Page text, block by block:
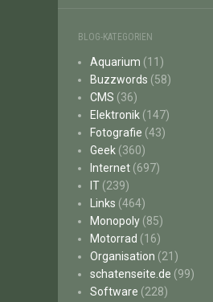
BLOG-KATEGORIEN
Aquarium (11)
Buzzwords (58)
CMS (36)
Elektronik (147)
Fotografie (43)
Geek (360)
Internet (697)
IT (239)
Links (464)
Monopoly (85)
Motorrad (16)
Organisation (21)
schatenseite.de (99)
Software (228)